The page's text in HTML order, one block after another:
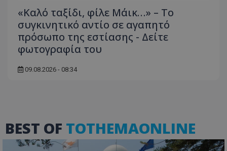
«Καλό ταξίδι, φίλε Μάικ…» – Το
συγκινητικό αντίο σε αγαπητό
πρόσωπο της εστίασης - Δείτε
φωτογραφία του
09.08.2026 - 08:34
BEST OF TOTHEMAONLINE